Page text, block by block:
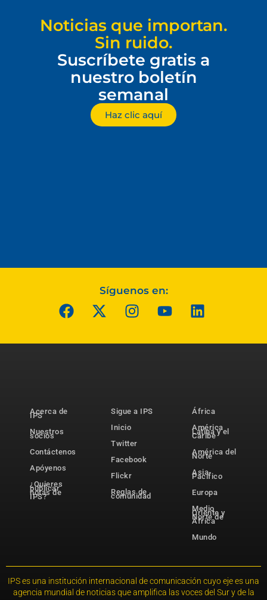
Noticias que importan.
Sin ruido.
Suscríbete gratis a
nuestro boletín
semanal
Haz clic aquí
Síguenos en:
Acerca de
IPS
Nuestros
socios
Contáctenos
Apóyenos
¿Quieres
publicar
notas de
IPS?
Sigue a IPS
Inicio
Twitter
Facebook
Flickr
Reglas de
comunidad
África
América
Latina y el
Caribe
América del
Norte
Asia-
Pacífico
Europa
Medio
Oriente y
Norte de
África
Mundo
IPS es una institución internacional de comunicación cuyo eje es una
agencia mundial de noticias que amplifica las voces del Sur y de la